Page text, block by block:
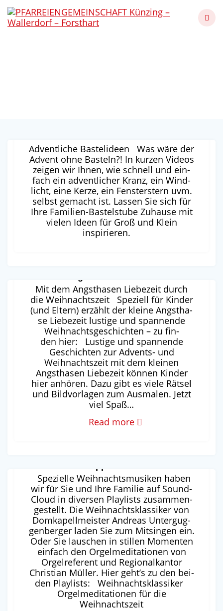
to
Adventliche Bastelideen Was wäre der
Advent ohne Bas­teln?! In kur­zen Vide­os
zei­gen wir Ihnen, wie schnell und ein­
fach ein advent­li­cher Kranz, ein Wind­
licht, eine Ker­ze, ein Fens­ter­stern uvm.
selbst gemacht ist. Las­sen Sie sich für
Ihre Fami­li­en-Bas­tel­stu­be Zuhau­se mit
vie­len Ideen für Groß und Klein
inspirieren.
Mit dem Angsthasen Liebezeit durch
die Weihnachtszeit Spe­zi­ell für Kin­der
(und Eltern) erzählt der klei­ne Angst­ha­
se Lie­be­zeit lus­ti­ge und span­nen­de
Weih­nachts­ge­schich­ten – zu fin­
den hier: Lustige und spannende
Geschichten zur Advents- und
Weihnachtszeit mit dem kleinen
Angsthasen Liebezeit können Kinder
hier anhören. Dazu gibt es viele Rätsel
und Bildvorlagen zum Ausmalen. Jetzt
viel Spaß…
Read more
Spe­zi­el­le Weih­nachts­mu­si­ken haben
wir für Sie und Ihre Fami­lie auf Sound­
Cloud in diver­sen Play­lists zusam­men­
ge­stellt. Die Weih­nachts­klas­si­ker von
Dom­ka­pell­meis­ter Andre­as Unter­gug­
gen­ber­ger laden Sie zum Mit­sin­gen ein.
Oder Sie lau­schen in stil­len Momen­ten
ein­fach den Orgel­me­di­ta­tio­nen von
Orgel­re­fe­rent und Regio­nal­kan­tor
Chris­ti­an Mül­ler. Hier geht’s zu den bei­
den Playlists: Weih­nachts­klas­si­ker
Orgel­me­di­ta­tio­nen für die
Weihnachtszeit